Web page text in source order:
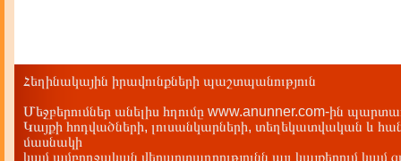
Հեղինակային իրավունքների պաշտպանություն
Մեջբերումներ անելիս հղումը www.anunner.com-ին
Կայքի հոդվածների, լուսանկարների, տեղեկատվական և
մասնակի
կամ ամբողջական վերարտադրությունն այլ կայքերում կամ